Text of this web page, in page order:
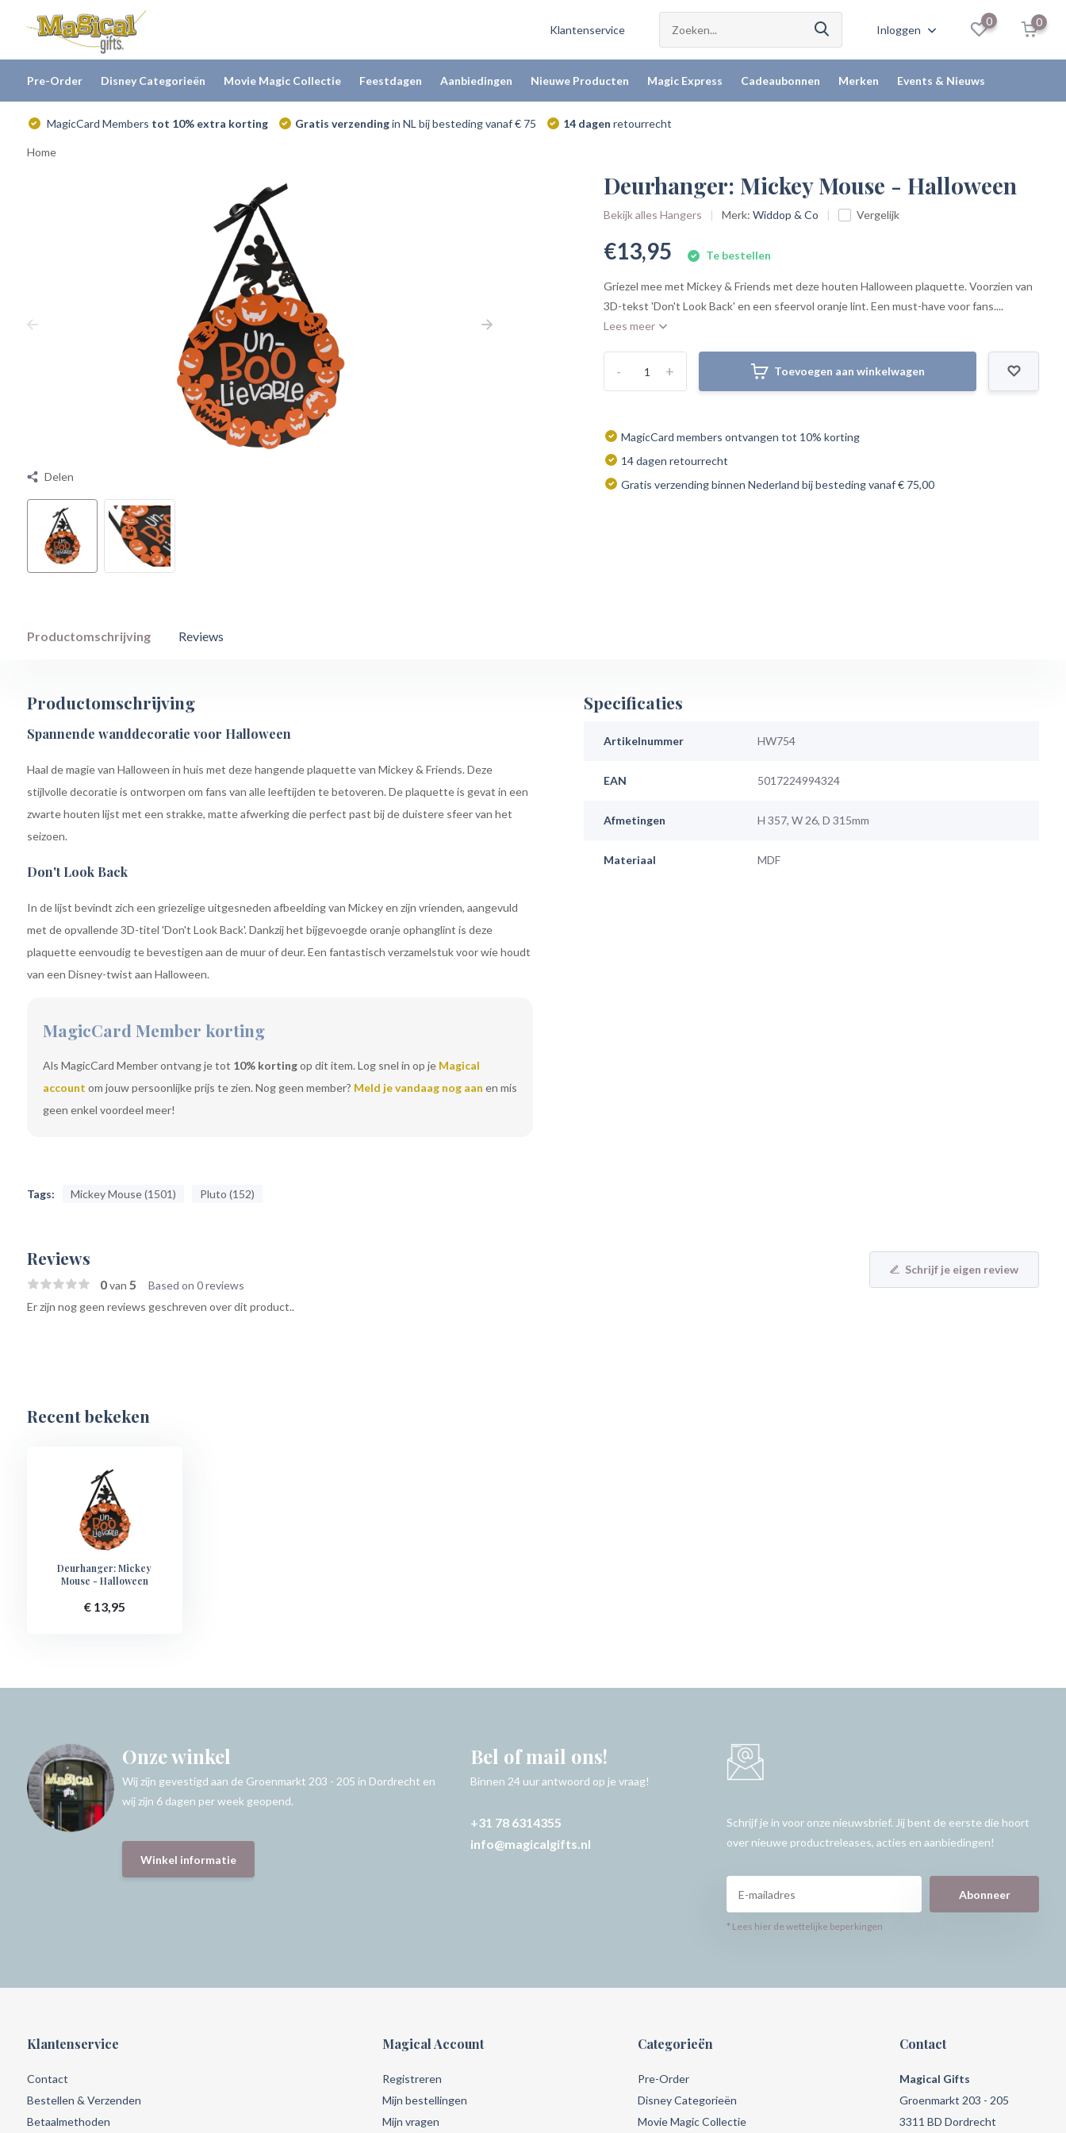
Klantenservice Inloggen
0 0
Pre-Order Disney Categorieën Movie Magic Collectie Feestdagen Aanbiedingen Nieuwe Producten Magic Express Cadeaubonnen Merken Events & Nieuws
MagicCard Members tot 10% extra korting Gratis verzendingin NL bij besteding vanaf € 75 14 dagen retourrecht
Home
Delen
Deurhanger: Mickey Mouse - Halloween
Bekijk alles Hangers Merk:Widdop & Co Vergelijk
€13,95 Te bestellen
Griezel mee met Mickey & Friends met deze houten Halloween plaquette. Voorzien van
3D-tekst 'Don't Look Back' en een sfeervol oranje lint. Een must-have voor fans....
Lees meer
+
- Toevoegen aan winkelwagen
MagicCard members ontvangen tot 10% korting
14 dagen retourrecht
Gratis verzending binnen Nederland bij besteding vanaf € 75,00
Productomschrijving Reviews
Productomschrijving
Spannende wanddecoratie voor Halloween
Haal de magie van Halloween in huis met deze hangende plaquette van Mickey & Friends. Deze
stijlvolle decoratie is ontworpen om fans van alle leeftijden te betoveren. De plaquette is gevat in een
zwarte houten lijst met een strakke, matte afwerking die perfect past bij de duistere sfeer van het
seizoen.
Don't Look Back
In de lijst bevindt zich een griezelige uitgesneden afbeelding van Mickey en zijn vrienden, aangevuld
met de opvallende 3D-titel 'Don't Look Back'. Dankzij het bijgevoegde oranje ophanglint is deze
plaquette eenvoudig te bevestigen aan de muur of deur. Een fantastisch verzamelstuk voor wie houdt
van een Disney-twist aan Halloween.
MagicCard Member korting
Als MagicCard Member ontvang je tot 10% kortingop dit item. Log snel in op je Magical
account om jouw persoonlijke prijs te zien. Nog geen member? Meld je vandaag nog aan en mis
geen enkel voordeel meer!
Tags: Mickey Mouse (1501) Pluto (152)
Specificaties
Artikelnummer HW754
EAN 5017224994324
Afmetingen H 357, W 26, D 315mm
Materiaal MDF
Reviews
0van 5 Based on 0 reviews
Schrijf je eigen review
Er zijn nog geen reviews geschreven over dit product..
Recent bekeken
Deurhanger: Mickey
Mouse - Halloween
€ 13,95
Onze winkel
Wij zijn gevestigd aan de Groenmarkt 203 - 205 in Dordrecht en
wij zijn 6 dagen per week geopend.
Winkel informatie
Bel of mail ons!
Binnen 24 uur antwoord op je vraag!
+31 78 6314355
info@magicalgifts.nl
Schrijf je in voor onze nieuwsbrief. Jij bent de eerste die hoort
over nieuwe productreleases, acties en aanbiedingen!
Abonneer
* Lees hier de wettelijke beperkingen
Klantenservice
Contact
Bestellen & Verzenden
Betaalmethoden
Magical Account
Registreren
Mijn bestellingen
Mijn vragen
Categorieën
Pre-Order
Disney Categorieën
Movie Magic Collectie
Contact
Magical Gifts
Groenmarkt 203 - 205
3311 BD Dordrecht